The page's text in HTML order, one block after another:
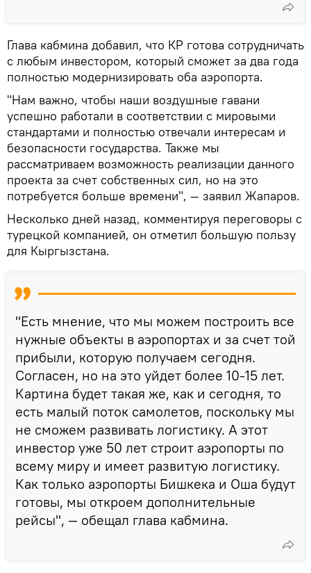
Глава кабмина добавил, что КР готова сотрудничать
с любым инвестором, который сможет за два года
полностью модернизировать оба аэропорта.
"Нам важно, чтобы наши воздушные гавани
успешно работали в соответствии с мировыми
стандартами и полностью отвечали интересам и
безопасности государства. Также мы
рассматриваем возможность реализации данного
проекта за счет собственных сил, но на это
потребуется больше времени", — заявил Жапаров.
Несколько дней назад, комментируя переговоры с
турецкой компанией, он отметил большую пользу
для Кыргызстана.
"Есть мнение, что мы можем построить все
нужные объекты в аэропортах и за счет той
прибыли, которую получаем сегодня.
Согласен, но на это уйдет более 10-15 лет.
Картина будет такая же, как и сегодня, то
есть малый поток самолетов, поскольку мы
не сможем развивать логистику. А этот
инвестор уже 50 лет строит аэропорты по
всему миру и имеет развитую логистику.
Как только аэропорты Бишкека и Оша будут
готовы, мы откроем дополнительные
рейсы", — обещал глава кабмина.